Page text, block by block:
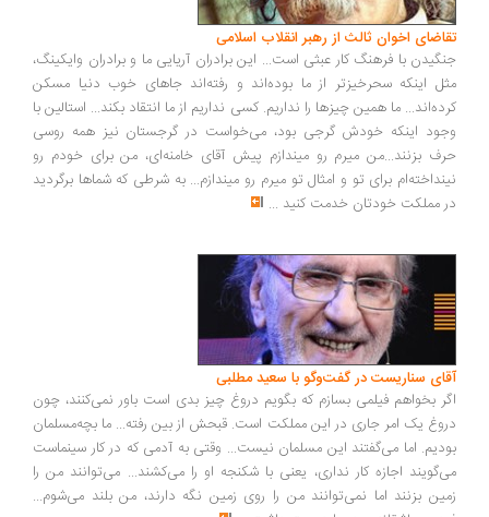
تقاضای اخوان ثالث از رهبر انقلاب اسلامی
جنگیدن با فرهنگ کار عبثی است... این برادران آریایی ما و برادران وایکینگ،
مثل اینکه سحرخیزتر از ما بوده‌اند و رفته‌اند جاهای خوب دنیا مسکن
کرده‌اند... ما همین چیزها را نداریم. کسی نداریم از ما انتقاد بکند... استالین با
وجود اینکه خودش گرجی بود، می‌خواست در گرجستان نیز همه روسی
حرف بزنند...من میرم رو میندازم پیش آقای خامنه‌ای، من برای خودم رو
نینداخته‌ام برای تو و امثال تو میرم رو میندازم... به شرطی که شماها برگردید
در مملکت خودتان خدمت کنید ...
آقای سناریست در گفت‌وگو با سعید مطلبی
اگر بخواهم فیلمی بسازم که بگویم دروغ چیز بدی است باور نمی‌کنند، چون
دروغ یک امر جاری در این مملکت است. قبحش از بین رفته... ما بچه‌مسلمان
بودیم. اما می‌گفتند این مسلمان نیست... وقتی به آدمی که در کار سینماست
می‌گویند اجازه کار نداری، یعنی با شکنجه او را می‌کشند... می‌توانند من را
زمین بزنند اما نمی‌توانند من را روی زمین نگه دارند، من بلند می‌شوم...